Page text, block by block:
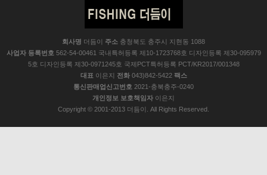
회사명 더듬이 주소 충청북도 충주시 지현동 1088
사업자 등록번호 562-54-00461 국내특허등록 제10-1723768호 디자인등록 제30-095979
5호 디자인등록 제30-0971245호 국제PCT특허등록 PCT/KR2017/001348
대표 이은지 전화043)842-5422 팩스
통신판매업신고번호 2021-충북충주-0240
개인정보 보호책임자 이은지
Copyright © 2001-2013 더듬이. All Rights Reserved.